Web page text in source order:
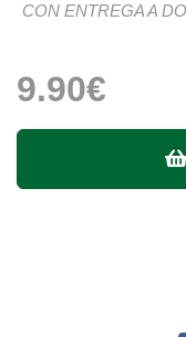
CON ENTREGA A
9.90€